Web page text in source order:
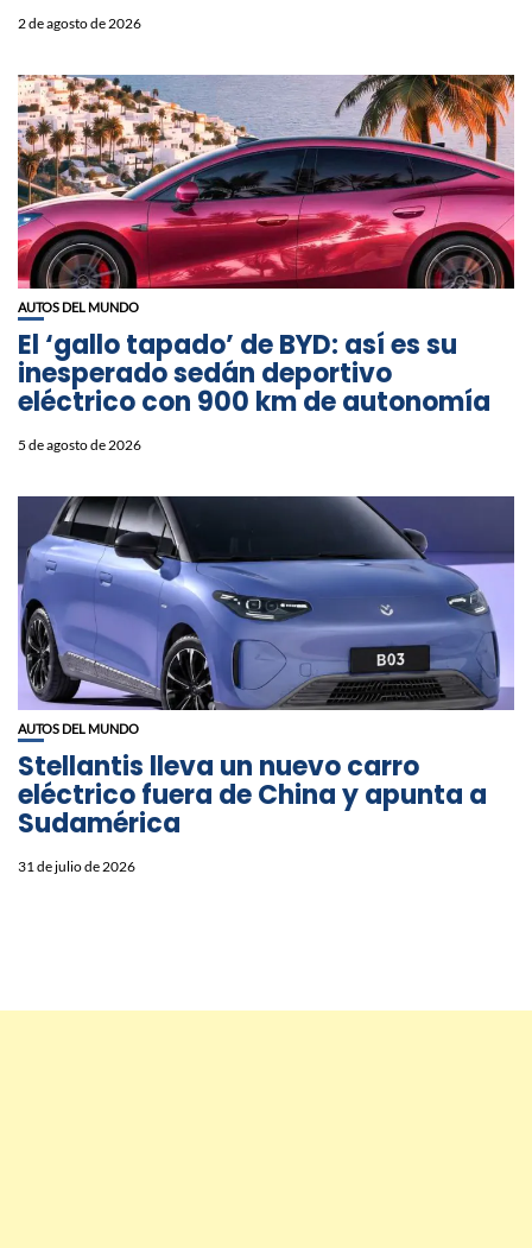
2 de agosto de 2026
AUTOS DEL MUNDO
El ‘gallo tapado’ de BYD: así es su
inesperado sedán deportivo
eléctrico con 900 km de autonomía
5 de agosto de 2026
AUTOS DEL MUNDO
Stellantis lleva un nuevo carro
eléctrico fuera de China y apunta a
Sudamérica
31 de julio de 2026